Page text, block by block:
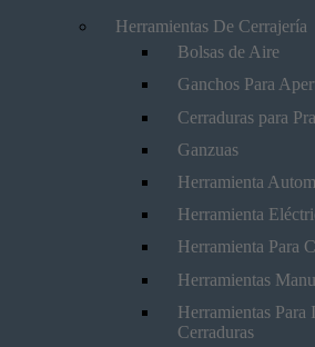
Herramientas De Cerrajería
Bolsas de Aire
Ganchos Para
Cerraduras para
Ganzuas
Herramienta
Herramienta
Herramienta Para
Herramientas
Herramientas Para
Cerraduras